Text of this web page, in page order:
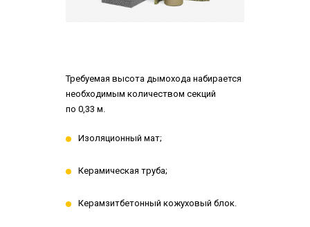
Требуемая высота дымохода набирается
необходимым количеством секций
по 0,33 м.
Изоляционный мат;
Керамическая труба;
Керамзитбетонный кожуховый блок.